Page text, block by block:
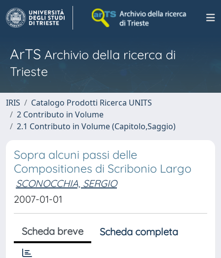
ArTS Archivio della ricerca di
Trieste
IRIS
Catalogo Prodotti Ricerca UNITS
2 Contributo in Volume
2.1 Contributo in Volume (Capitolo,Saggio)
Sopra alcuni passi delle
Compositiones di Scribonio Largo
SCONOCCHIA, SERGIO
2007-01-01
Scheda breve Scheda completa